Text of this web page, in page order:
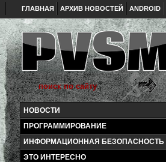
ГЛАВНАЯ АРХИВ НОВОСТЕЙ ANDROID
НОВОСТИ
ПРОГРАММИРОВАНИЕ
ИНФОРМАЦИОННАЯ БЕЗОПАСНОСТЬ
ЭТО ИНТЕРЕСНО